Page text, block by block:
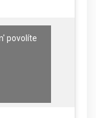
povolíte